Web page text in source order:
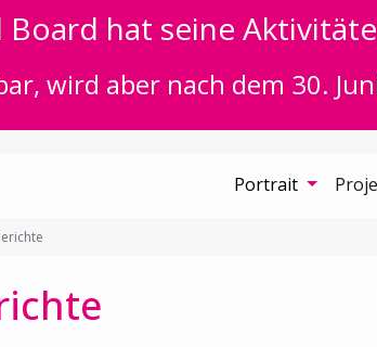
Board hat seine
wird aber nach dem 30.
Portrait